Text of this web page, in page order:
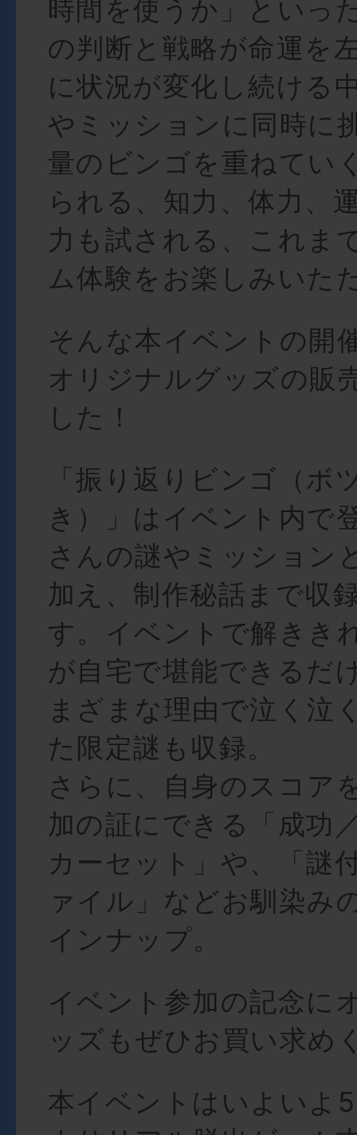
時間を使うか」といっ
の判断と戦略が命運を
に状況が変化し続ける
やミッションに同時に
量のビンゴを重ねてい
られる、知力、体力、
力も試される、これま
ム体験をお楽しみいた
そんな本イベントの開
オリジナルグッズの販
した！
「振り返りビンゴ（ボ
き）」はイベント内で
さんの謎やミッション
加え、制作秘話まで収
す。イベントで解きき
が自宅で堪能できるだ
まざまな理由で泣く泣
た限定謎も収録。
さらに、自身のスコア
加の証にできる「成功
カーセット」や、「謎
ァイル」などお馴染み
インナップ。
イベント参加の記念に
ッズもぜひお買い求め
本イベントはいよいよ